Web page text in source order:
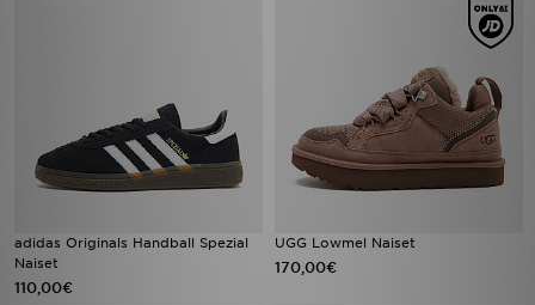
adidas Originals Handball Spezial
Naiset
110,00€
UGG Lowmel Naiset
170,00€